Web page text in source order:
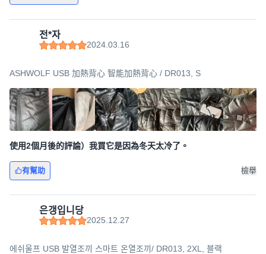
전*자
2024.03.16
ASHWOLF USB 加熱背心 智能加熱背心 / DR013, S
使用2個月後的評論）我買它是因為冬天太冷了。
有幫助 檢舉
은갱입니당
2025.12.27
에쉬울프 USB 발열조끼 스마트 온열조끼/ DR013, 2XL, 블랙